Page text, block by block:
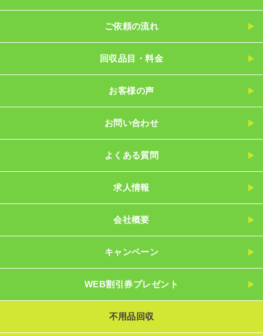
ご依頼の流れ
回収品目・料金
お客様の声
お問い合わせ
よくある質問
求人情報
会社概要
キャンペーン
WEB割引券プレゼント
不用品回収